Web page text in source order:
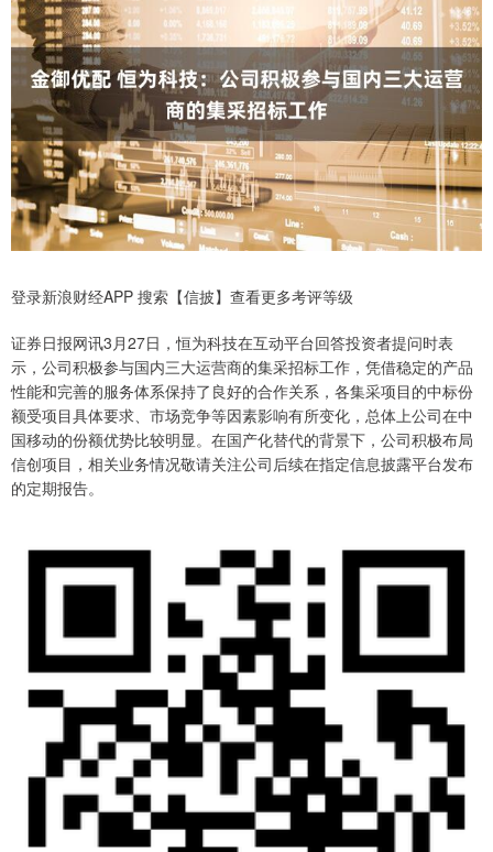
登录新浪财经APP 搜索【信披】查看更多考评等级
证券日报网讯3月27日，恒为科技在互动平台回答投资者提问时表
示，公司积极参与国内三大运营商的集采招标工作，凭借稳定的产品
性能和完善的服务体系保持了良好的合作关系，各集采项目的中标份
额受项目具体要求、市场竞争等因素影响有所变化，总体上公司在中
国移动的份额优势比较明显。在国产化替代的背景下，公司积极布局
信创项目，相关业务情况敬请关注公司后续在指定信息披露平台发布
的定期报告。